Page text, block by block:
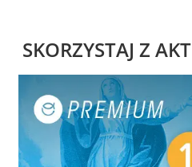
SKORZYSTAJ Z